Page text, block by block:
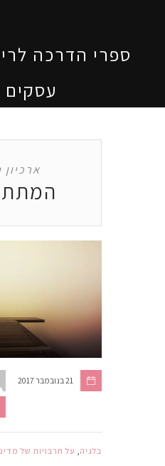
ספרי הדרכה
עסקים
21 בנובמבר 2017
בלגיה על תרבויות של